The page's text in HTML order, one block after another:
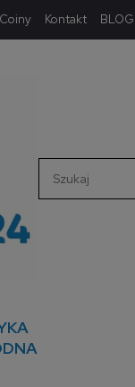
Kontakt BLOG